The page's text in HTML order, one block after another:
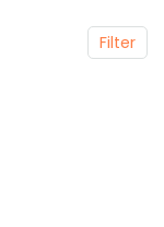
Filter